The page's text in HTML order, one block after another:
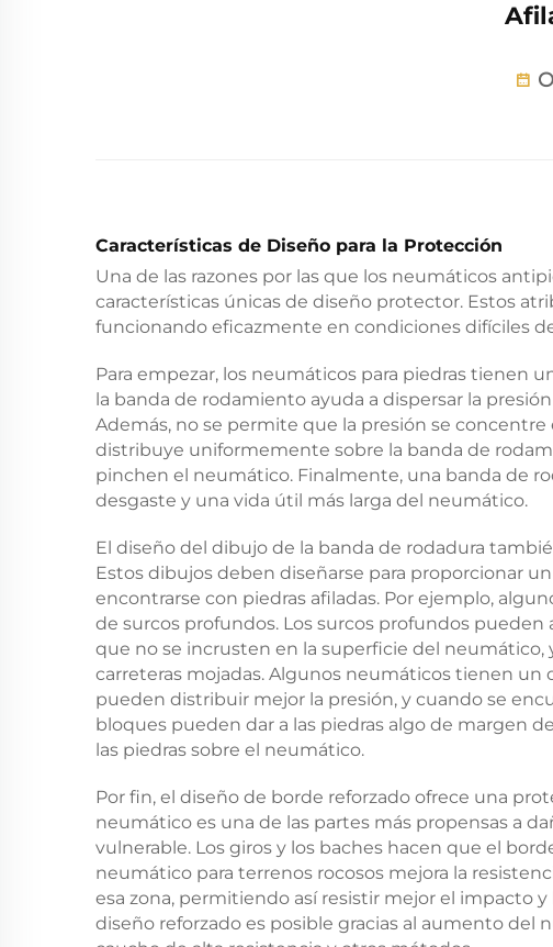
Características de Diseño para la Protección
Una de las razones por las que los neumáticos
características únicas de diseño protector. Estos
funcionando eficazmente en condiciones difíciles
Para empezar, los neumáticos para piedras tienen
la banda de rodamiento ayuda a dispersar la
Además, no se permite que la presión se
distribuye uniformemente sobre la banda de
pinchen el neumático. Finalmente, una banda de
desgaste y una vida útil más larga del neumático.
El diseño del dibujo de la banda de rodadura
Estos dibujos deben diseñarse para proporcionar
encontrarse con piedras afiladas. Por ejemplo,
de surcos profundos. Los surcos profundos
que no se incrusten en la superficie del
carreteras mojadas. Algunos neumáticos tienen
pueden distribuir mejor la presión, y cuando se
bloques pueden dar a las piedras algo de margen
las piedras sobre el neumático.
Por fin, el diseño de borde reforzado ofrece una
neumático es una de las partes más propensas a
vulnerable. Los giros y los baches hacen que el
neumático para terrenos rocosos mejora la
esa zona, permitiendo así resistir mejor el impacto y
diseño reforzado es posible gracias al aumento del